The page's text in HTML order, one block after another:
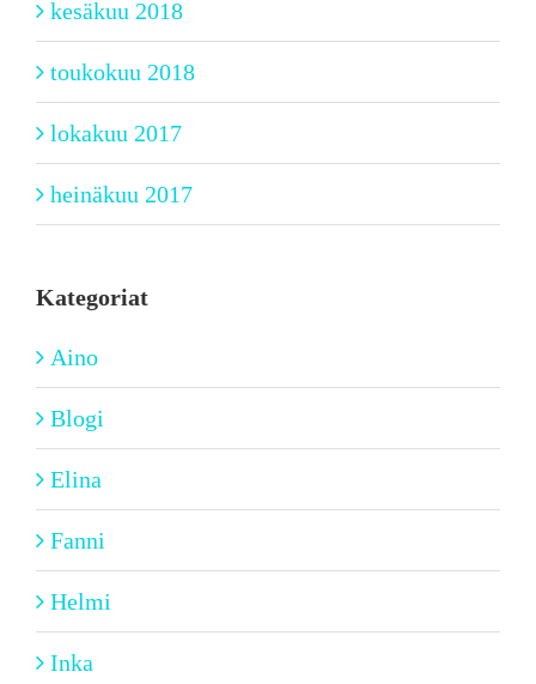
kesäkuu 2018
toukokuu 2018
lokakuu 2017
heinäkuu 2017
Kategoriat
Aino
Blogi
Elina
Fanni
Helmi
Inka